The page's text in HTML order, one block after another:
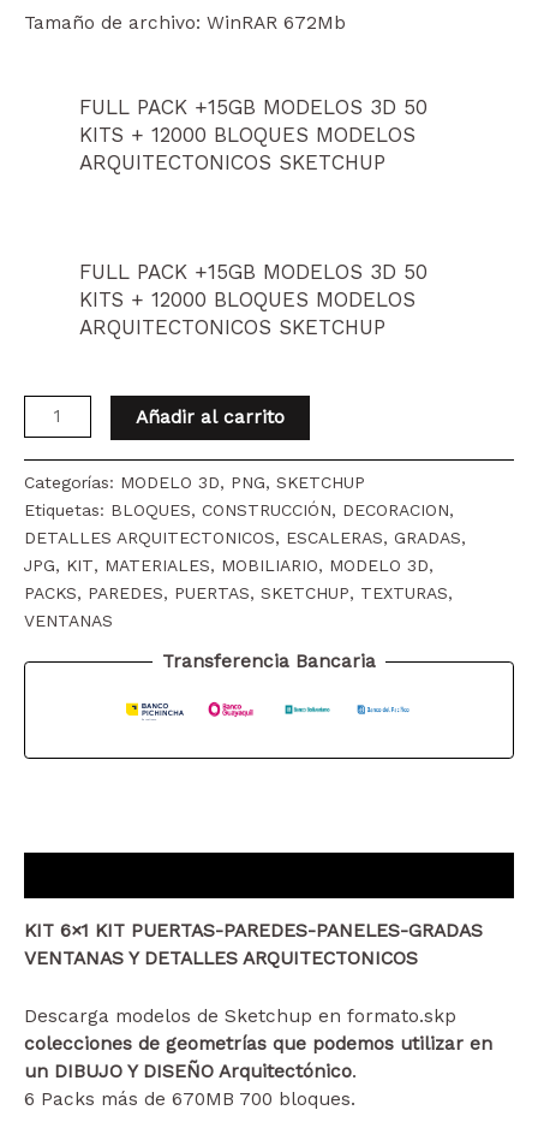
Tamaño de archivo: WinRAR 672Mb
FULL PACK +15GB MODELOS 3D 50
KITS + 12000 BLOQUES MODELOS
ARQUITECTONICOS SKETCHUP
FULL PACK +15GB MODELOS 3D 50
KITS + 12000 BLOQUES MODELOS
ARQUITECTONICOS SKETCHUP
6x1
KIT
PUERTAS
+
KIT
PAREDES
+
KIT
PANELES
+
DETALLES
ARQUITECTONICOS
cantidad
Añadir al carrito
Categorías: MODELO 3D, PNG, SKETCHUP
Etiquetas: BLOQUES, CONSTRUCCIÓN, DECORACION,
DETALLES ARQUITECTONICOS, ESCALERAS, GRADAS,
JPG, KIT, MATERIALES, MOBILIARIO, MODELO 3D,
PACKS, PAREDES, PUERTAS, SKETCHUP, TEXTURAS,
VENTANAS
Transferencia Bancaria
KIT 6×1 KIT PUERTAS-PAREDES-PANELES-GRADAS
VENTANAS Y DETALLES ARQUITECTONICOS
Descarga modelos de Sketchup en formato.skp
colecciones de geometrías que podemos utilizar en
un DIBUJO Y DISEÑO Arquitectónico.
6 Packs más de 670MB 700 bloques.